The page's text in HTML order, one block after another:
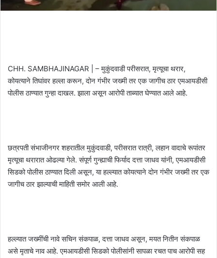
CHH. SAMBHAJINAGAR | – मुकुंदवाडी परीसरात, मृत्यूचा थरार,
कोयत्याने तिघांवर हल्ला करून, दोन गंभीर जख्मी तर एक जागीच ठार एमआयडीसी
पोलीस ठाण्यात गुन्हा दाखल. झाला असून आरोपी ताब्यात घेण्यात आले आहे.
छत्रपती संभाजीनगर शहरातील मुकुंदवाडी, परीसरात रात्री, लहान वादाचे रूपांतर
मृत्यूचा थरारात ओढल्या गेले. संपूर्ण गुन्ह्याची फिर्याद दत्ता जाधव यांनी, एमआयडीसी
सिडको पोलीस ठाण्यात दिली असून, या हल्ल्यात कोयत्याने दोन गंभीर जख्मी तर एक
जागीच ठार झाल्याची माहिती समोर आली आहे.
हल्ल्यात जख्मींची नावे सचिन संकपाळ, दत्ता जाधव असून, मयत नितीन संकपाळ
असे मृताचे नाव आहे. एमआयडीसी सिडको पोलीसांनी सापळा रचत पाच आरोपी सह